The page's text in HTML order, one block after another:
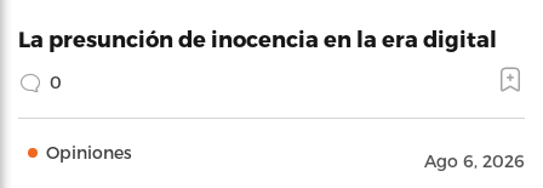
La presunción de inocencia en la era digital
0
Opiniones Ago 6, 2026